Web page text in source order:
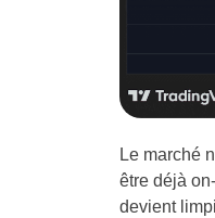
Le marché
être déjà
devient